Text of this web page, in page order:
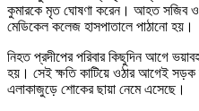
কুমারকে মৃত ঘোষণা করেন। আহত সজিব ও
মেডিকেল কলেজ হাসপাতালে পাঠানো হয়।
নিহত প্রদীপের পরিবার কিছুদিন আগে
হয়। সেই ক্ষতি কাটিয়ে ওঠার আগেই সড়ক
এলাকাজুড়ে শোকের ছায়া নেমে এসেছে।